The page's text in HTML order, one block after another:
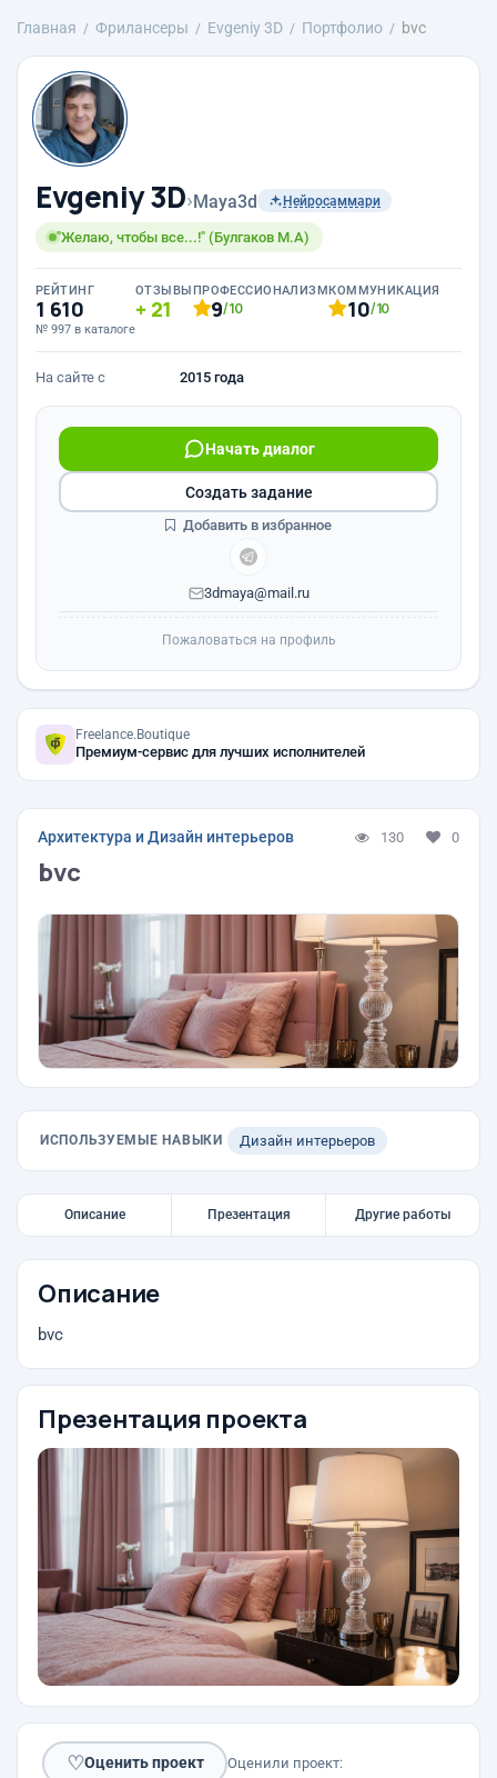
Главная Фрилансеры Evgeniy 3D Портфолио bvc
Evgeniy 3D›Maya3d Нейросаммари
"Желаю, чтобы все...!" (Булгаков М.А)
РЕЙТИНГ
1 610
№ 997 в каталоге
ОТЗЫВЫ
21
ПРОФЕССИОНАЛИЗМ
9/10
КОММУНИКАЦИЯ
10/10
На сайте с 2015 года
Начать диалог
3dmaya@mail.ru
Создать задание
Добавить в избранное
Пожаловаться на профиль
Freelance.Boutique
Премиум-сервис для лучших исполнителей
Архитектура и Дизайн интерьеров 130 0
bvc
ИСПОЛЬЗУЕМЫЕ НАВЫКИ Дизайн интерьеров
Описание Презентация Другие работы
Описание
bvc
Презентация проекта
♡Оценить проект Оценили проект: